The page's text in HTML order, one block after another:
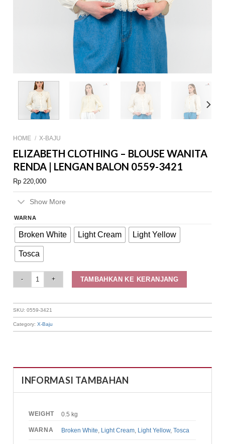
HOME / X-BAJU
ELIZABETH CLOTHING – BLOUSE WANITA
RENDA | LENGAN BALON 0559-3421
Rp 220,000
Show More
WARNA
Broken White Light Cream Light Yellow
Tosca
TAMBAHKAN KE KERANJANG
SKU:0559-3421
Category:X-Baju
INFORMASI TAMBAHAN
WEIGHT 0.5 kg
WARNA Broken White Light Cream Light Yellow,Tosca